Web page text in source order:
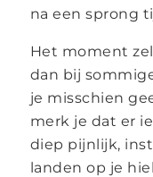
na een sprong
Het moment
dan bij
je misschien
merk je dat er
diep pijnlijk,
landen op je